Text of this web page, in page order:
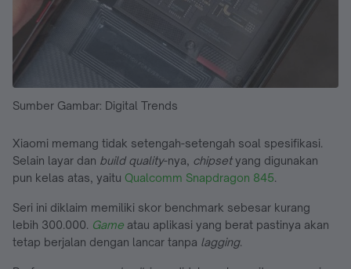
Sumber Gambar: Digital Trends
Xiaomi memang tidak setengah-setengah soal spesifikasi.
Selain layar dan build quality-nya, chipsetyang digunakan
pun kelas atas, yaitu Qualcomm Snapdragon 845.
Seri ini diklaim memiliki skor benchmark sebesar kurang
lebih 300.000. Game atau aplikasi yang berat pastinya akan
tetap berjalan dengan lancar tanpa lagging.